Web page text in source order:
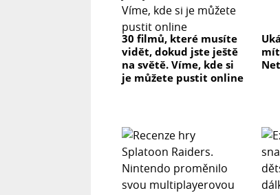
30 filmů, které musíte
vidět, dokud jste ještě
na světě. Víme, kde si
je můžete pustit online